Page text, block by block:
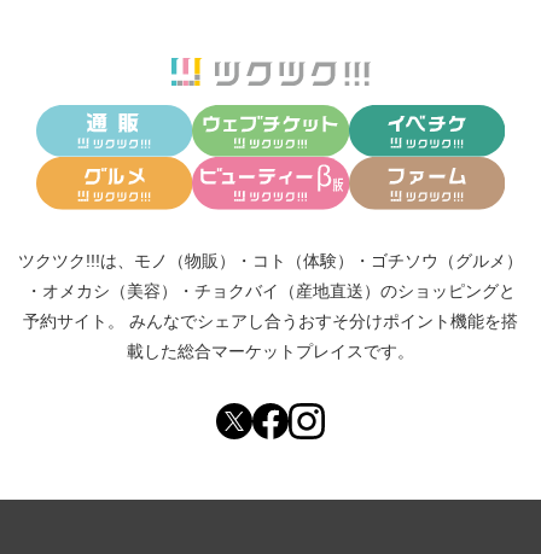
ツクツク!!!は、 モノ（物販） ・ コト（体験） ・ ゴチソウ（グルメ）
・ オメカシ（美容） ・ チョクバイ（産地直送） のショッピングと
予約サイト。
みんなでシェアし合う おすそ分けポイント機能を搭
載した総合マーケットプレイスです。